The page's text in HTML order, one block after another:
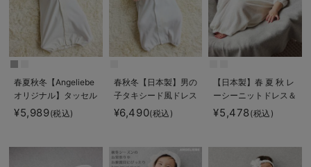
春夏秋冬【Angeliebe
オリジナル】タッセル
付きおめかしドレス＆
帽子セット
¥5,989(税込)
春秋冬【日本製】男の
子タキシード風ドレス
＆帽子セット
¥6,490(税込)
【日本製】春 夏 秋 レ
ーシーニットドレス＆
帽子セット
¥5,478(税込)